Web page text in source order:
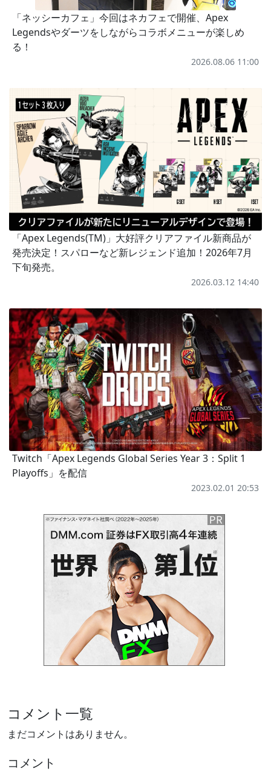
「ネッシーカフェ」今回はネカフェで開催、Apex
Legendsやダーツをしながらコラボメニューが楽しめ
る！
2026.08.06 11:00
「Apex Legends(TM)」大好評クリアファイル新商品が
発売決定！スパローなど新レジェンド追加！2026年7月
下旬発売。
2026.03.12 14:40
Twitch「Apex Legends Global Series Year 3：Split 1
Playoffs」を配信
2023.02.01 20:53
コメント一覧
まだコメントはありません。
コメント